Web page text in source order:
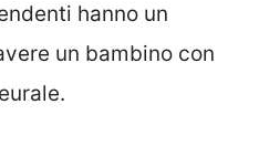
hanno un
un bambino con